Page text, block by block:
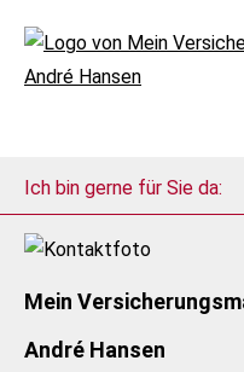
Ich bin gerne für Sie da:
Mein
André Hansen